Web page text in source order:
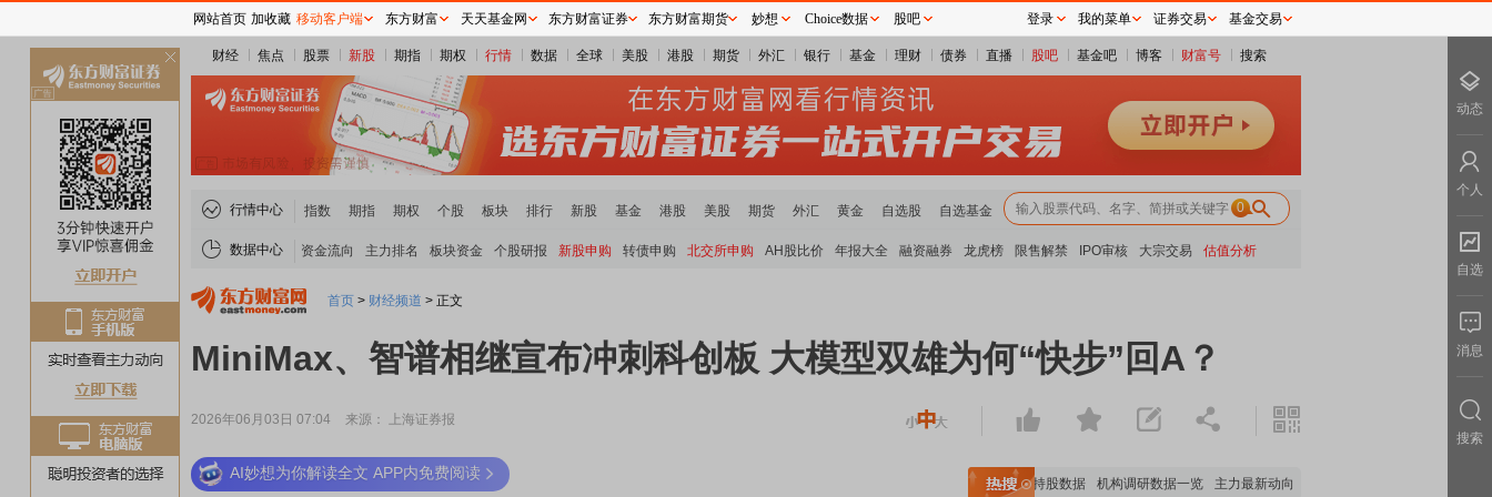
财经 焦点 股票 新股 期指 期权 行情 数据 全球 美股 港股 期货 外汇 银行 基金 理财 债券 直播 股吧 基金吧 博客 财富号 搜索
行情中心 指数 期指 期权 个股 板块 排行 新股 基金 港股 美股 期货 外汇 黄金 自选股 自选基金 0
数据中心 资金流向 主力排名 板块资金 个股研报 新股申购 转债申购 北交所申购 AH股比价 年报大全 融资融券 龙虎榜 限售解禁 IPO审核 大宗交易 估值分析
首页 > 财经频道 > 正文
MiniMax、智谱相继宣布冲刺科创板 大模型双雄为何“快步”回A？
2026年06月03日 07:04 来源： 上海证券报
AI妙想为你解读全文 APP内免费阅读
稀土板块领涨 重要机构持股数据 机构调研数据一览 主力最新动向 上市公司限售股解禁一览
网站首页 加收藏 移动客户端 东方财富 天天基金网 东方财富证券 东方财富期货 妙想 Choice数据 股吧 登录 我的菜单 证券交易 基金交易
动态
个人
自选
消息
搜索
关